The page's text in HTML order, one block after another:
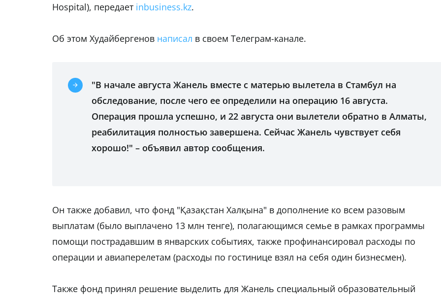
Hospital), передает inbusiness.kz.
Об этом Худайбергенов написал в своем Телеграм-канале.
"В начале августа Жанель вместе с матерью вылетела в Стамбул на
обследование, после чего ее определили на операцию 16 августа.
Операция прошла успешно, и 22 августа они вылетели обратно в Алматы,
реабилитация полностью завершена. Сейчас Жанель чувствует себя
хорошо!" – объявил автор сообщения.
Он также добавил, что фонд "Қазақстан Халқына" в дополнение ко всем разовым
выплатам (было выплачено 13 млн тенге), полагающимся семье в рамках программы
помощи пострадавшим в январских событиях, также профинансировал расходы по
операции и авиаперелетам (расходы по гостинице взял на себя один бизнесмен).
Также фонд принял решение выделить для Жанель специальный образовательный